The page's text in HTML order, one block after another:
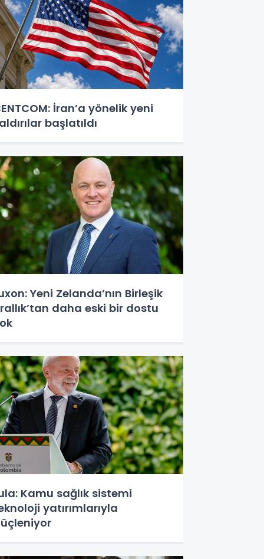
İran’a yönelik yeni
başlatıldı
Yeni Zelanda’nın Birleşik
daha eski bir dostu
Kamu sağlık sistemi
yatırımlarıyla